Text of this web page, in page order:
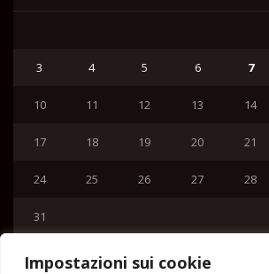
Impostazioni sui cookie
3 4 5 6 7
10 11 12 13 14
17 18 19 20 21
24 25 26 27 28
31